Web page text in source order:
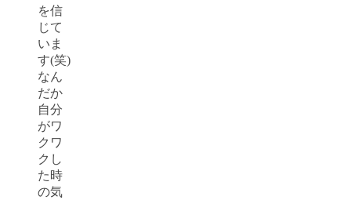
を信
じて
いま
す(笑)
なん
だか
自分
がワ
クワ
クし
た時
の気